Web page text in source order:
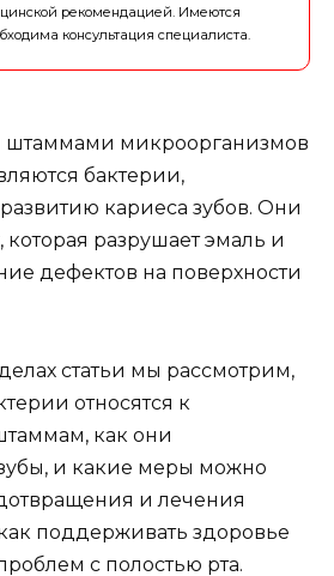
рекомендацией. Имеются
консультация специалиста.
штаммами микроорганизмов
бактерии,
кариеса зубов. Они
которая разрушает эмаль и
дефектов на поверхности
статьи мы рассмотрим,
относятся к
как они
и какие меры можно
и лечения
поддерживать здоровье
с полостью рта.